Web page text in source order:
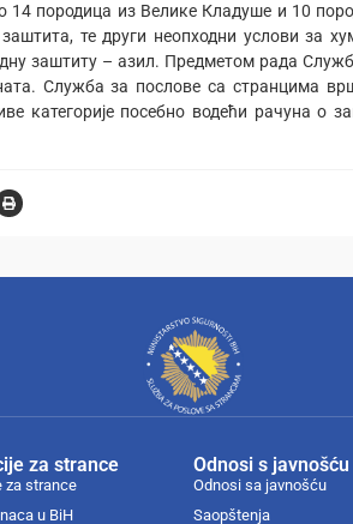
14 породица из Велике Кладуше и 10
те други неопходни услови за
заштиту – азил. Предметом рада
Служба за послове са странцима
категорије посебно водећи рачуна о
za strance
za strance
u BiH
Odnosi s javnošću
Odnosi sa javnošću
Saopštenja